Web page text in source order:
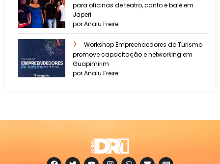
para oficinas de teatro, canto e balé em
Japeri
por Analu Freire
Workshop Empreendedores do Turismo
promove capacitação e networking em
Guapimirim
por Analu Freire